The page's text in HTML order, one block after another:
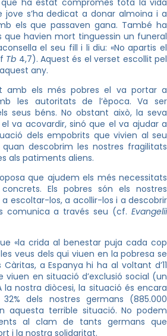
ha estat compromès tota la vida
jove s’ha dedicat a donar almoina i a
els que passaven gana. També ha
que havien mort tinguessin un funeral
el seu fill i li diu: «No apartis el
Tb 4,7). Aquest és el verset escollit pel
any.
amb els més pobres el va portar a
les autoritats de l’època. Va ser
seus béns. No obstant això, la seva
va acovardir, sinó que el va ajudar a
dels empobrits que vivien al seu
descobrim les nostres fragilitats
als patiments aliens.
que ajudem els més necessitats
Els pobres són els nostres
escoltar-los, a acollir-los i a descobrir
comunica a través seu (cf. Evangelii
«la crida al benestar puja cada cop
veus dels qui viuen en la pobresa se
a Espanya hi ha al voltant d’11
viuen en situació d’exclusió social (un
la nostra diòcesi, la situació és encara
dels nostres germans (885.000
aquesta terrible situació. No podem
al clam de tants germans que
i la nostra solidaritat.